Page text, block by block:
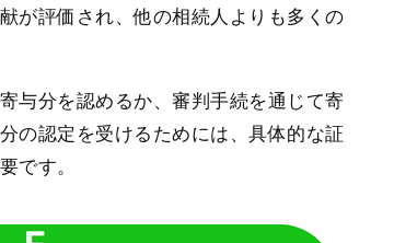
が評価され、他の相続人よりも多くの
与分を認めるか、審判手続を通じて寄
の認定を受けるためには、具体的な証
です。